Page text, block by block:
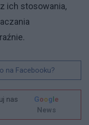
ich stosowania,
na Facebooku?
nas
Google
News